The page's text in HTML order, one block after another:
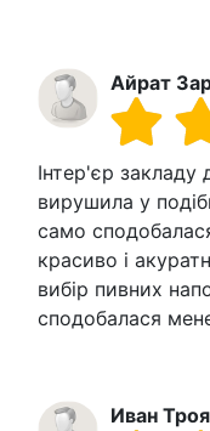
Айрат
Інтер'єр
вирушила у
само
красиво і
вибір пивних
сподобалася
Иван